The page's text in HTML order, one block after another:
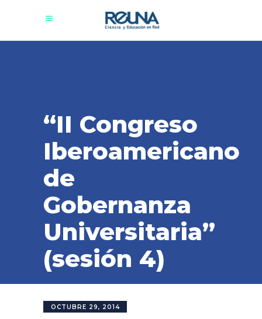
“II Congreso
Iberoamericano
de
Gobernanza
Universitaria”
(sesión 4)
OCTUBRE 29, 2014